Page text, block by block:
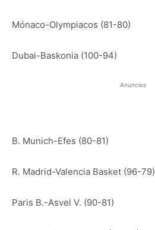
Mónaco-Olympiacos (81-80)
Dubai-Baskonia (100-94)
Anuncios
B. Munich-Efes (80-81)
R. Madrid-Valencia Basket (96-79)
Paris B.-Asvel V. (90-81)